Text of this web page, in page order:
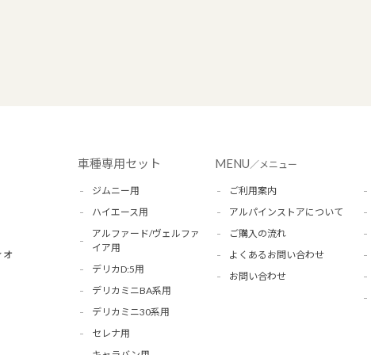
オ
車種専用セット
ジムニー用
ハイエース用
アルファード/ヴェルファ
イア用
デリカD:5用
デリカミニBA系用
デリカミニ30系用
セレナ用
MENU／メニュー
ご利用案内
アルパインストアについて
ご購入の流れ
よくあるお問い合わせ
お問い合わせ